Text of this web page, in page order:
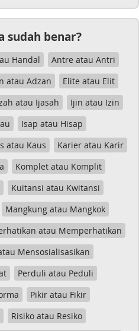
sudah benar?
Handal
Antre atau Antri
atau Adzan
Elite atau Elit
atau Ijasah
Ijin atau Izin
Isap atau Hisap
atau Kaus
Karier atau Karir
Komplet atau Komplit
Kuitansi atau Kwitansi
Mangkung atau Mangkok
atau Memperhatikan
Mensosialisasikan
Perduli atau Peduli
Pikir atau Fikir
Risiko atau Resiko